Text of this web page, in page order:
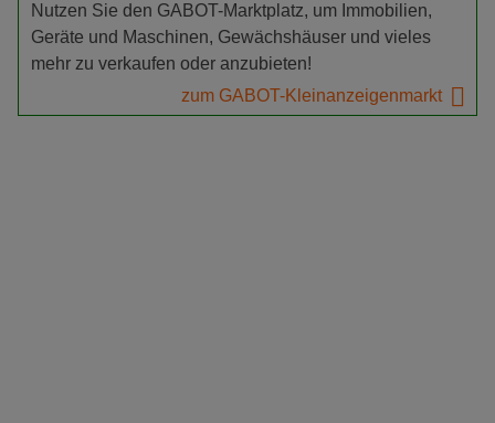
Nutzen Sie den GABOT-Marktplatz, um Immobilien,
Geräte und Maschinen, Gewächshäuser und vieles
mehr zu verkaufen oder anzubieten!
zum GABOT-Kleinanzeigenmarkt